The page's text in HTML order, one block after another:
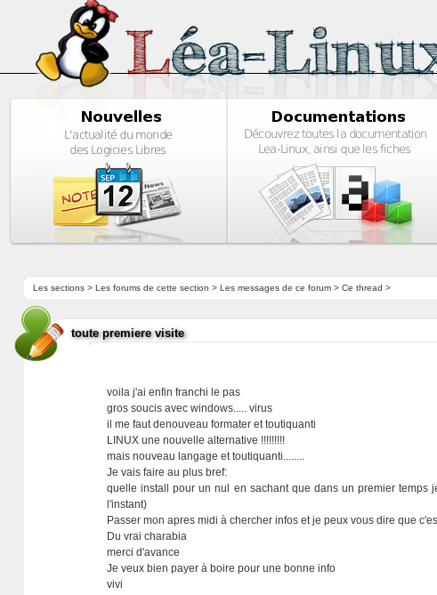
Les sections> Les forums de cette section > Les messages de ce forum> Ce thread >
toute premiere visite
voila j'ai enfin franchi le pas
gros soucis avec windows..... virus
il me faut denouveau formater et toutiquanti
LINUX une nouvelle alternative !!!!!!!!!
mais nouveau langage et toutiquanti........
Je vais faire au plus bref:
quelle install pour un nul en sachant que dans un premier
l'instant)
Passer mon apres midi à chercher infos et je peux vous dire que
Du vrai charabia
merci d'avance
Je veux bien payer à boire pour une bonne info
vivi